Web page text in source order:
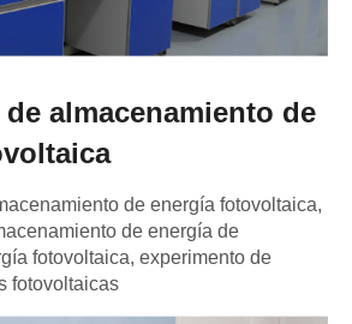
almacenamiento de
de energía fotovoltaica,
de energía de
fotovoltaica, experimento de
fotovoltaicas